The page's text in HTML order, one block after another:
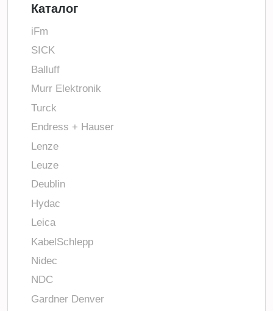
Каталог
iFm
SICK
Balluff
Murr Elektronik
Turck
Endress + Hauser
Lenze
Leuze
Deublin
Hydac
Leica
KabelSchlepp
Nidec
NDC
Gardner Denver